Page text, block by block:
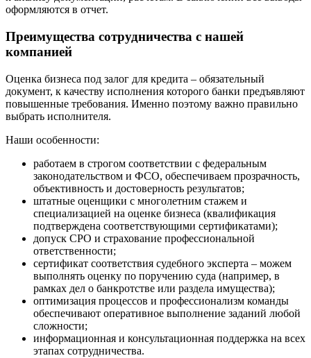
оформляются в отчет.
Преимущества сотрудничества с нашей
компанией
Оценка бизнеса под залог для кредита – обязательный
документ, к качеству исполнения которого банки предъявляют
повышенные требования. Именно поэтому важно правильно
выбрать исполнителя.
Наши особенности:
работаем в строгом соответствии с федеральным
законодательством и ФСО, обеспечиваем прозрачность,
объективность и достоверность результатов;
штатные оценщики с многолетним стажем и
специализацией на оценке бизнеса (квалификация
подтверждена соответствующими сертификатами);
допуск СРО и страхование профессиональной
ответственности;
сертификат соответствия судебного эксперта – можем
выполнять оценку по поручению суда (например, в
рамках дел о банкротстве или раздела имущества);
оптимизация процессов и профессионализм команды
обеспечивают оперативное выполнение заданий любой
сложности;
информационная и консультационная поддержка на всех
этапах сотрудничества.
Дзержинск
Дзержинский
Димитровград
Долгопрудный
Домодедово
Донецк
Дюртюли
Евпатория
Егорьевск
Елизово
Енисейск
Ермолино
Ессентуки
Железногорск
Железногорск-Илимский
Жуковский